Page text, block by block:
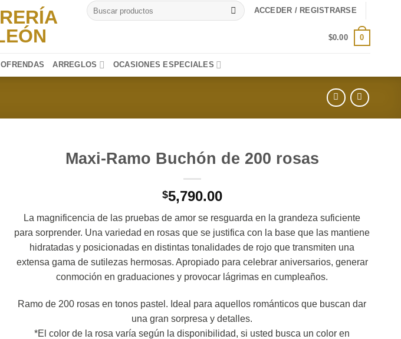
Buscar
por:
ACCEDER / REGISTRARSE
$0.00 0
OFRENDAS ARREGLOS OCASIONES ESPECIALES
Maxi-Ramo Buchón de 200 rosas
$5,790.00
La magnificencia de las pruebas de amor se resguarda en la grandeza suficiente
para sorprender. Una variedad en rosas que se justifica con la base que las mantiene
hidratadas y posicionadas en distintas tonalidades de rojo que transmiten una
extensa gama de sutilezas hermosas. Apropiado para celebrar aniversarios, generar
conmoción en graduaciones y provocar lágrimas en cumpleaños.
Ramo de 200 rosas en tonos pastel. Ideal para aquellos románticos que buscan dar
una gran sorpresa y detalles.
*El color de la rosa varía según la disponibilidad, si usted busca un color en